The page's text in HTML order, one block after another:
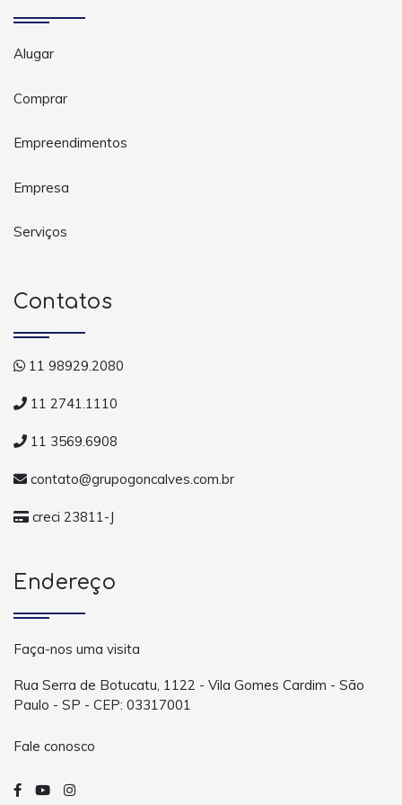
Alugar
Comprar
Empreendimentos
Empresa
Serviços
Contatos
11 98929.2080
11 2741.1110
11 3569.6908
contato@grupogoncalves.com.br
creci 23811-J
Endereço
Faça-nos uma visita
Rua Serra de Botucatu, 1122 - Vila Gomes Cardim - São
Paulo - SP - CEP: 03317001
Fale conosco